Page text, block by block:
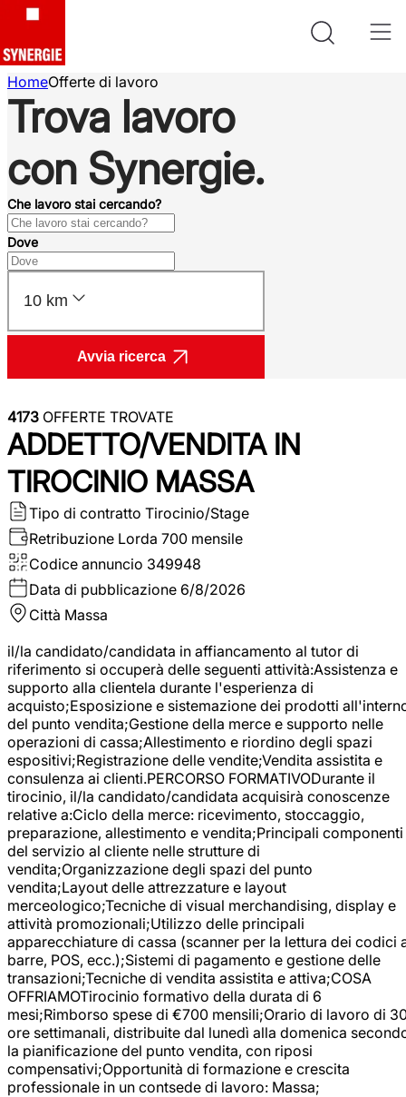
HomeOfferte di lavoro
Trova lavoro
con Synergie.
Che lavoro stai cercando?
Dove
10 km
Avvia ricerca
4173 OFFERTE TROVATE
ADDETTO/VENDITA IN
TIROCINIO MASSA
Tipo di contratto Tirocinio/Stage
Retribuzione Lorda 700 mensile
Codice annuncio 349948
Data di pubblicazione 6/8/2026
Città Massa
il/la candidato/candidata in affiancamento al tutor di
riferimento si occuperà delle seguenti attività:Assistenza e
supporto alla clientela durante l'esperienza di
acquisto;Esposizione e sistemazione dei prodotti
del punto vendita;Gestione della merce e supporto nelle
operazioni di cassa;Allestimento e riordino degli spazi
espositivi;Registrazione delle vendite;Vendita assistita e
consulenza ai clienti.PERCORSO FORMATIVODurante il
tirocinio, il/la candidato/candidata acquisirà conoscenze
relative a:Ciclo della merce: ricevimento, stoccaggio,
preparazione, allestimento e vendita;Principali componenti
del servizio al cliente nelle strutture di
vendita;Organizzazione degli spazi del punto
vendita;Layout delle attrezzature e layout
merceologico;Tecniche di visual merchandising, display e
attività promozionali;Utilizzo delle principali
apparecchiature di cassa (scanner per la lettura dei codici
barre, POS, ecc.);Sistemi di pagamento e gestione delle
transazioni;Tecniche di vendita assistita e attiva;COSA
OFFRIAMOTirocinio formativo della durata di 6
mesi;Rimborso spese di €700 mensili;Orario di lavoro di
ore settimanali, distribuite dal lunedì alla domenica
la pianificazione del punto vendita, con riposi
compensativi;Opportunità di formazione e crescita
professionale in un contsede di lavoro: Massa;